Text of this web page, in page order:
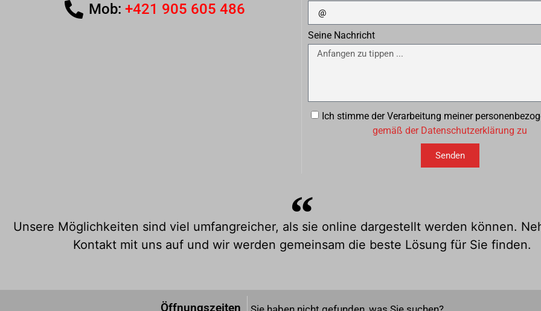
Mob: +421 905 605 486
Seine Nachricht
Ich stimme der Verarbeitung meiner
gemäß der Datenschutzerklärung zu
Senden
Unsere Möglichkeiten sind viel umfangreicher, als sie online dargestellt werden können.
Kontakt mit uns auf und wir werden gemeinsam die beste Lösung für Sie finden.
Öffnungszeiten